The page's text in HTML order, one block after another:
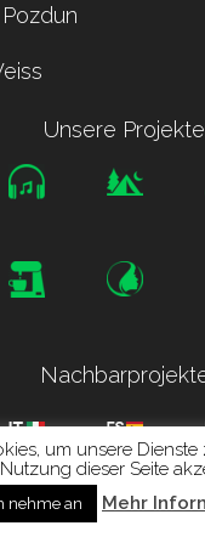
Unsere Projekte
um unsere
dieser Seite
nehme an Mehr